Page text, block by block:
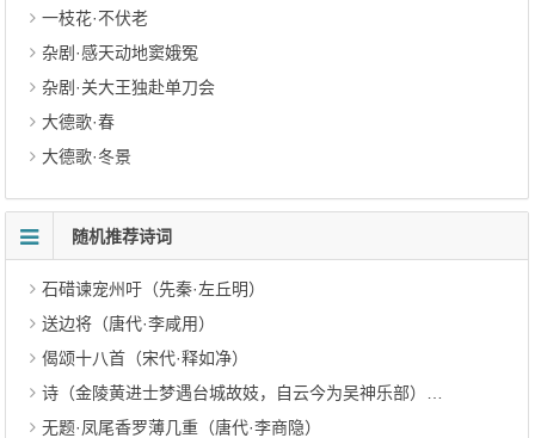
一枝花·不伏老
杂剧·感天动地窦娥冤
杂剧·关大王独赴单刀会
大德歌·春
大德歌·冬景
随机推荐诗词
石碏谏宠州吁（先秦·左丘明）
送边将（唐代·李咸用）
偈颂十八首（宋代·释如净）
诗（金陵黄进士梦遇台城故妓，自云今为吴神乐部）（唐代·故台城妓）
无题·凤尾香罗薄几重（唐代·李商隐）